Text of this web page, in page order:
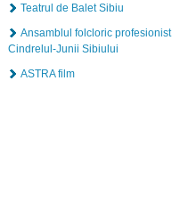
Teatrul de Balet Sibiu
Ansamblul folcloric profesionist
Cindrelul-Junii Sibiului
ASTRA film